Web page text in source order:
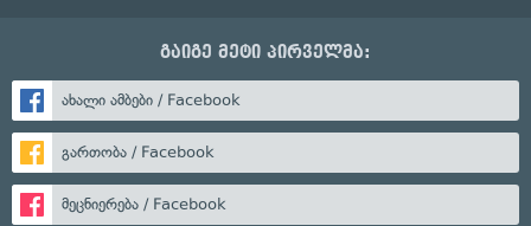
გაიგე მეტი პირველმა:
ახალი ამბები / Facebook
გართობა / Facebook
მეცნიერება / Facebook